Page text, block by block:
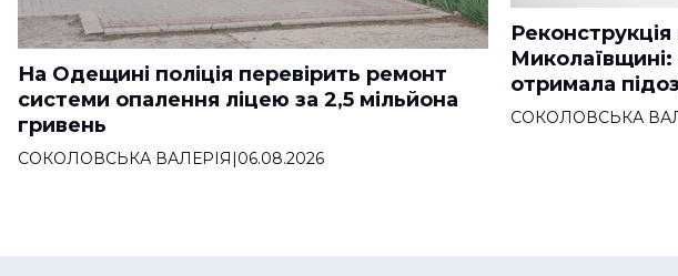
На Одещині поліція перевірить ремонт
системи опалення ліцею за 2,5 мільйона
гривень
СОКОЛОВСЬКА ВАЛЕРІЯ|06.08.2026
Реконструкція
Миколаївщині:
отримала
СОКОЛОВСЬКА